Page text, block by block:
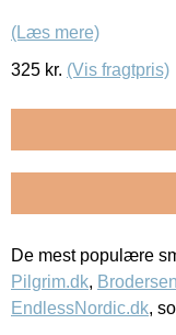
(Læs mere)
325 kr. (Vis fragtpris)
De mest populære
Pilgrim.dk,
EndlessNordic.dk,